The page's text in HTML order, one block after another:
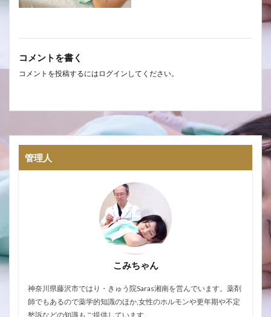
コメントを書く
コメントを投稿するには ログイン してください。
管理人
こみちゃん
神奈川県藤沢市ではり・きゅう院Saras湘南を営んでいます。薬剤
師でもあるので薬学的知識のほか,女性のホルモンや更年期や不定
愁訴などの知識もご提供しています。